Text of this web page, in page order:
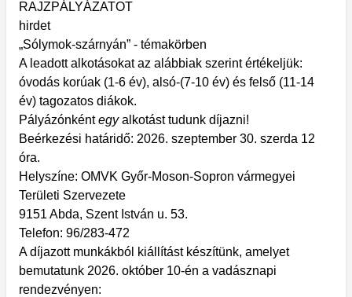
RAJZPÁLYÁZATOT
hirdet
„Sólymok-szárnyán” - témakörben
A leadott alkotásokat az alábbiak szerint értékeljük:
óvodás korúak (1-6 év), alsó-(7-10 év) és felső (11-14
év) tagozatos diákok.
Pályázónkéntegyalkotást tudunk díjazni!
Beérkezési határidő: 2026. szeptember 30. szerda 12
óra.
Helyszíne: OMVK Győr-Moson-Sopron vármegyei
Területi Szervezete
9151 Abda, Szent István u. 53.
Telefon: 96/283-472
A díjazott munkákból kiállítást készítünk, amelyet
bemutatunk 2026. október 10-én a vadásznapi
rendezvényen: